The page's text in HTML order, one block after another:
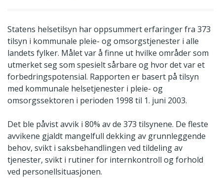
Statens helsetilsyn har oppsummert erfaringer fra 373
tilsyn i kommunale pleie- og omsorgstjenester i alle
landets fylker. Målet var å finne ut hvilke områder som
utmerket seg som spesielt sårbare og hvor det var et
forbedringspotensial. Rapporten er basert på tilsyn
med kommunale helsetjenester i pleie- og
omsorgssektoren i perioden 1998 til 1. juni 2003.
Det ble påvist avvik i 80% av de 373 tilsynene. De fleste
avvikene gjaldt mangelfull dekking av grunnleggende
behov, svikt i saksbehandlingen ved tildeling av
tjenester, svikt i rutiner for internkontroll og forhold
ved personellsituasjonen.